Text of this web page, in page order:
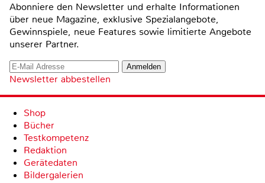
Abonniere den Newsletter und erhalte Informationen
über neue Magazine, exklusive Spezialangebote,
Gewinnspiele, neue Features sowie limitierte Angebote
unserer Partner.
Newsletter abbestellen
Shop
Bücher
Testkompetenz
Redaktion
Gerätedaten
Bildergalerien